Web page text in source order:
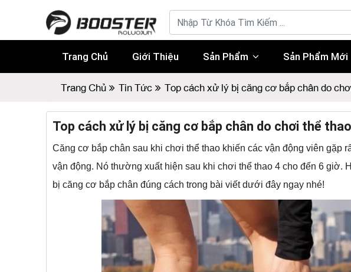
Trang Chủ Giới Thiệu Sản Phẩm Sản Phẩm Mới
Trang Chủ Tin Tức Top cách xử lý bị căng cơ bắp chân do
Top cách xử lý bị căng cơ bắp chân do chơi thể
Căng cơ bắp chân sau khi chơi thể thao khiến các vận động viên gặp
vận động. Nó thường xuất hiện sau khi chơi thể thao 4 cho đến 6 giờ.
bị căng cơ bắp chân đúng cách trong bài viết dưới đây ngay nhé!